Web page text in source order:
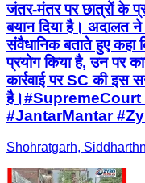
जंतर-मंतर पर छात्रों के
बयान दिया है। अदालत ने
संवैधानिक बताते हुए कहा
प्रयोग किया है, उन पर
कार्रवाई पर SC की इस
है।
#JantarMantar
Shohratgarh,